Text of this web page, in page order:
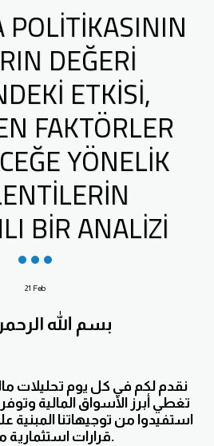
DEĞERI
ETKISI,
FAKTÖRLER
YÖNELIK
BIR ANALIZI
21 Feb
بسم الله
نقدم لكم في كل يوم تحليلات
تغطي أبرز الأسواق المالية
استفيدوا من توجيهاتنا المبنية
قرارات استثمارية مستنيرة.